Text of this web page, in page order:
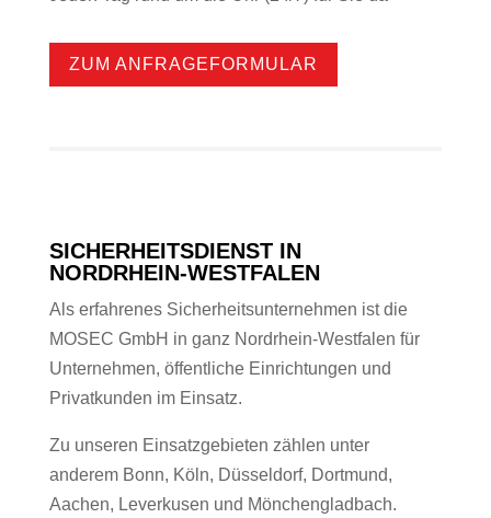
ZUM ANFRAGEFORMULAR
SICHERHEITSDIENST IN
NORDRHEIN-WESTFALEN
Als erfahrenes Sicherheitsunternehmen ist die
MOSEC GmbH in ganz Nordrhein-Westfalen für
Unternehmen, öffentliche Einrichtungen und
Privatkunden im Einsatz.
Zu unseren Einsatzgebieten zählen unter
anderem Bonn, Köln, Düsseldorf, Dortmund,
Aachen, Leverkusen und Mönchengladbach.